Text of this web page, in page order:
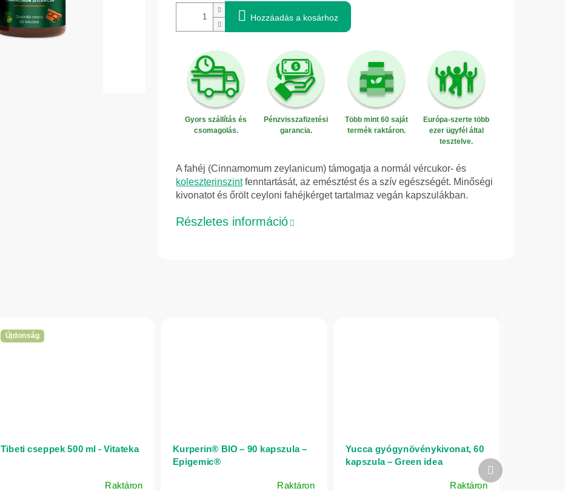
Hozzáadás a kosárhoz
Gyors szállítás és
csomagolás.
Pénzvisszafizetési
garancia.
Több mint 60 saját
termék raktáron.
Európa-szerte több
ezer ügyfél által
tesztelve.
A fahéj (Cinnamomum zeylanicum) támogatja a normál vércukor- és
koleszterinszintfenntartását, az emésztést és a szív egészségét. Minőségi
kivonatot és őrölt ceyloni fahéjkérget tartalmaz vegán kapszulákban.
Részletes információ
Újdonság
Tibeti cseppek 500 ml - Vitateka
Raktáron
Kurperin® BIO – 90 kapszula –
Epigemic®
Raktáron
Yucca gyógynövénykivonat, 60
kapszula – Green idea
Raktáron
Következő
termék